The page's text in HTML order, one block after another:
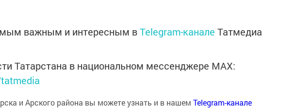
важным и интересным вTelegram-канале Татмедиа
Татарстана в национальном мессенджере MАХ:
и Арского района вы можете узнать и в нашем Telegram-канале